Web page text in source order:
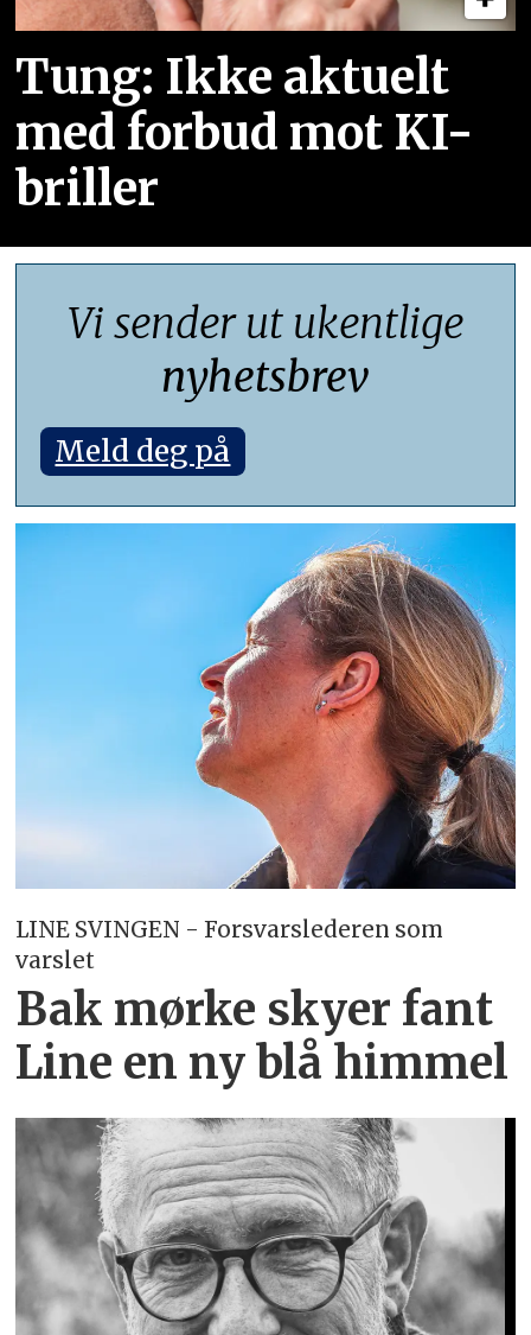
Tung: Ikke aktuelt
med forbud mot KI-
briller
Vi sender ut ukentlige
nyhetsbrev
Meld deg på
LINE SVINGEN - Forsvarslederen som
varslet
Bak mørke skyer fant
Line en ny blå himmel